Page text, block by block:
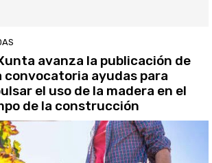
avanza la publicación de
convocatoria ayudas para
el uso de la madera en el
de la construcción